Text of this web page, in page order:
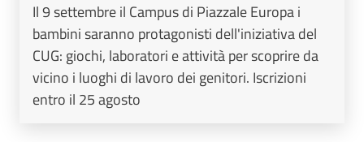
Il 9 settembre il Campus di Piazzale Europa i
bambini saranno protagonisti dell'iniziativa del
CUG: giochi, laboratori e attività per scoprire da
vicino i luoghi di lavoro dei genitori. Iscrizioni
entro il 25 agosto